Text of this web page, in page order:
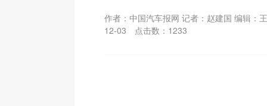
作者：中国汽车报网 记者：赵建国 编辑：
12-03
点击数： 1233